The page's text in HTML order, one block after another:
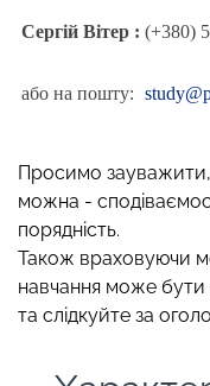
Сергій Вітер : (+380)
або на пошту:
Просимо
можна -
порядність.
Також враховуючи
навчання може
та слідкуйте за